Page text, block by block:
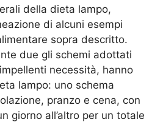
della dieta lampo,
di alcuni esempi
sopra descritto.
due gli schemi adottati
necessità, hanno
lampo: uno schema
pranzo e cena, con
giorno all’altro per un totale